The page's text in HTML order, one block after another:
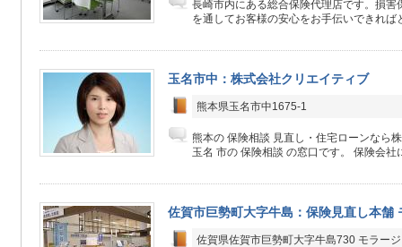
長崎市内にある総合保険代理店です。損害
を通してお客様の安心をお手伝いできれば
玉名市中：株式会社クリエイティブ
熊本県玉名市中1675-1
熊本の 保険相談 見直し・住宅ローンなら
玉名 市の 保険相談 の窓口です。 保険会社
佐賀市巨勢町大字牛島：保険見直し本舗
佐賀県佐賀市巨勢町大字牛島730 モラー